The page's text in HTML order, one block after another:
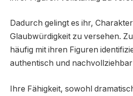
Dadurch gelingt es ihr,
Glaubwürdigkeit zu versehen.
häufig mit ihren Figuren
authentisch und
Ihre Fähigkeit, sowohl